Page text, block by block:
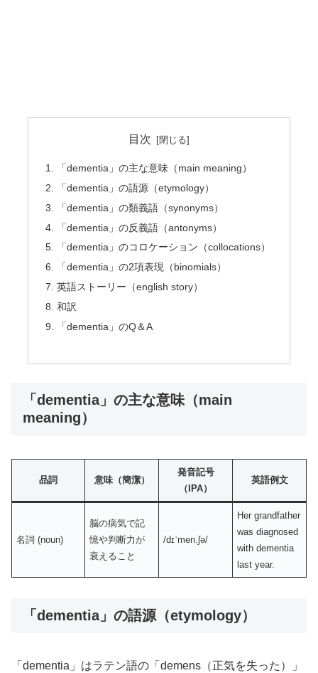
目次
「dementia」の主な意味（main meaning）
「dementia」の語源（etymology）
「dementia」の類義語（synonyms）
「dementia」の反義語（antonyms）
「dementia」のコロケーション（collocations）
「dementia」の2項表現（binomials）
英語ストーリー（english story）
和訳
「dementia」のQ＆A
「dementia」の主な意味（main
meaning）
品詞 意味（簡潔）
発音記号
（IPA）
英語例文
名詞 (noun)
脳の病気で記
憶や判断力が
衰えること
/dɪˈmen.ʃə/
Her grandfather
was diagnosed
with dementia
last year.
「dementia」の語源（etymology）
「dementia」はラテン語の「demens（正気を失った）」